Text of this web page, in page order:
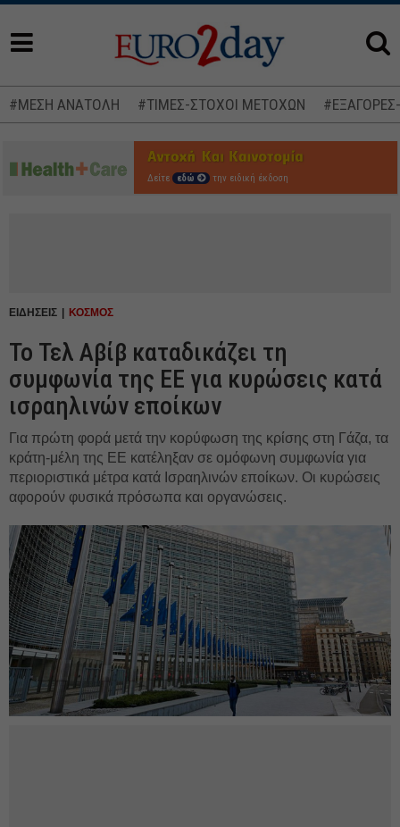
#ΜΕΣΗ ΑΝΑΤΟΛΗ #ΤΙΜΕΣ-ΣΤΟΧΟΙ ΜΕΤΟΧΩΝ
Δείτε εδώ την ειδική έκδοση
ΕΙΔΗΣΕΙΣ ΚΟΣΜΟΣ
Το Τελ Αβίβ καταδικάζει τη
συμφωνία της ΕΕ για κυρώσεις κατά
ισραηλινών εποίκων
Για πρώτη φορά μετά την κορύφωση της κρίσης στη Γάζα, τα
κράτη-μέλη της ΕΕ κατέληξαν σε ομόφωνη συμφωνία για
περιοριστικά μέτρα κατά Ισραηλινών εποίκων. Οι κυρώσεις
αφορούν φυσικά πρόσωπα και οργανώσεις.